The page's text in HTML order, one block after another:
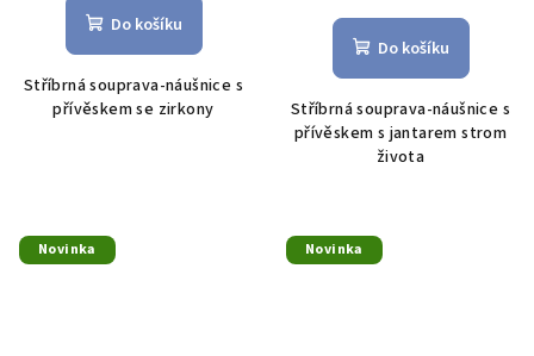
Do košíku
Stříbrná souprava-náušnice s
přívěskem se zirkony
Do košíku
Stříbrná souprava-náušnice s
přívěskem s jantarem strom
života
Novinka Novinka